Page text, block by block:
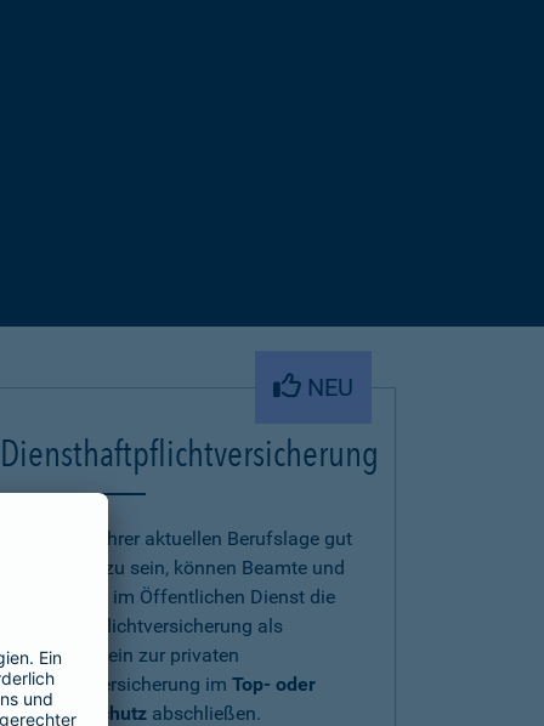
NEU
Diensthaftpflichtversicherung
Um auch in Ihrer aktuellen Berufslage gut
abgesichert zu sein, können Beamte und
Beschäftigte im Öffentlichen Dienst die
Diensthaftpflichtversicherung als
Zusatzbaustein zur privaten
Haftpflichtversicherung imTop- oder
Premium-Schutz abschließen.